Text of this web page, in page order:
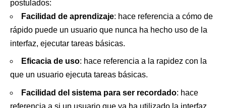
postulados:
Facilidad de aprendizaje: hace referencia a cómo de
rápido puede un usuario que nunca ha hecho uso de la
interfaz, ejecutar tareas básicas.
Eficacia de uso: hace referencia a la rapidez con la
que un usuario ejecuta tareas básicas.
Facilidad del sistema para ser recordado: hace
referencia a si un usuario que ya ha utilizado la interfaz